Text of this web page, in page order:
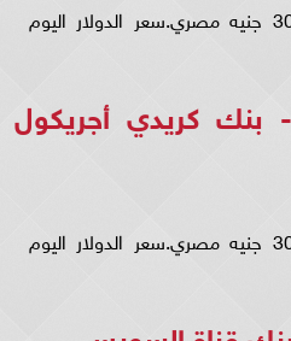
سعر الدولار اليوم للشراء30.85 جنيه مصري.سعر الدولار اليوم
- بنك كريدي أجريكول
سعر الدولار اليوم للشراء30.80 جنيه مصري.سعر الدولار اليوم